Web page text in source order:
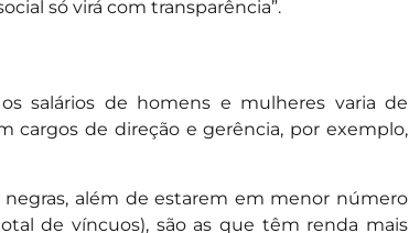
só virá com transparência”.
salários de homens e mulheres varia de
cargos de direção e gerência, por exemplo,
negras, além de estarem em menor número
de víncuos), são as que têm renda mais